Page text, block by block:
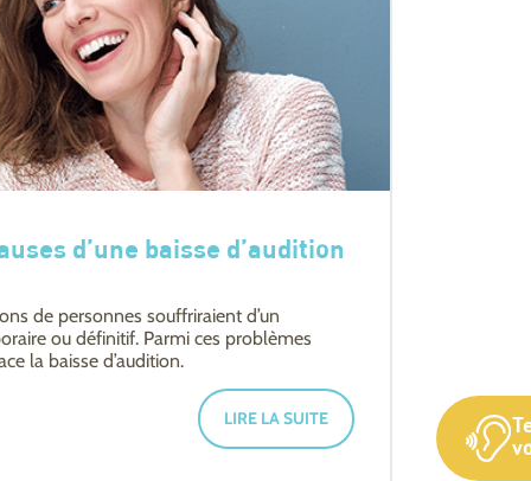
d’une baisse d’audition
de personnes souffriraient d’un
ou définitif. Parmi ces problèmes
la baisse d’audition.
LIRE LA SUITE